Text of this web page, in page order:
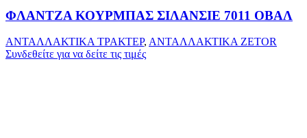
ΦΛΑΝΤΖΑ ΚΟΥΡΜΠΑΣ ΣΙΛΑΝΣΙΕ 7011 ΟΒΑΛ
ΑΝΤΑΛΛΑΚΤΙΚΑ ΤΡΑΚΤΕΡ, ΑΝΤΑΛΛΑΚΤΙΚΑ ZETOR
Συνδεθείτε για να δείτε τις τιμές